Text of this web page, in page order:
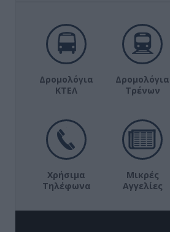
Δρομολόγια
ΚΤΕΛ
Δρομολόγια
Τρένων
Χρήσιμα
Τηλέφωνα
Μικρές
Αγγελίες